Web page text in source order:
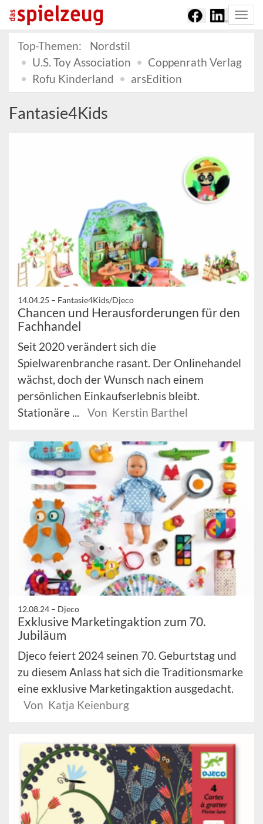
Top-Themen:
Nordstil
U.S. Toy Association
Coppenrath Verlag
Rofu Kinderland
arsEdition
Fantasie4Kids
14.04.25 – Fantasie4Kids/Djeco
Chancen und Herausforderungen für den
Fachhandel
Seit 2020 verändert sich die
Spielwarenbranche rasant. Der Onlinehandel
wächst, doch der Wunsch nach einem
persönlichen Einkaufserlebnis bleibt.
Stationäre ...
Von Kerstin Barthel
12.08.24 – Djeco
Exklusive Marketingaktion zum 70.
Jubiläum
Djeco feiert 2024 seinen 70. Geburtstag und
zu diesem Anlass hat sich die Traditionsmarke
eine exklusive Marketingaktion ausgedacht.
Von Katja Keienburg